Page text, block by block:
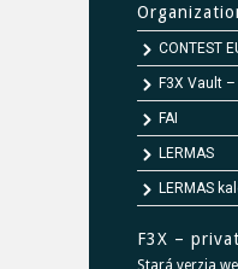
CONTEST
F3X Vault
FAI
LERMAS
LERMAS
F3X –
Stará verzia